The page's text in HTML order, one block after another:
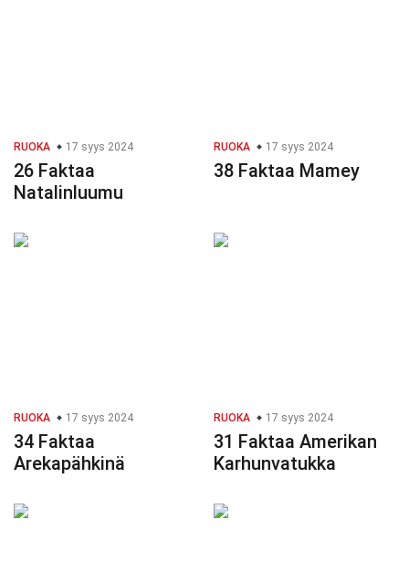
RUOKA 17 syys 2024
26 Faktaa
Natalinluumu
RUOKA 17 syys 2024
38 Faktaa Mamey
RUOKA 17 syys 2024
34 Faktaa
Arekapähkinä
RUOKA 17 syys 2024
31 Faktaa Amerikan
Karhunvatukka